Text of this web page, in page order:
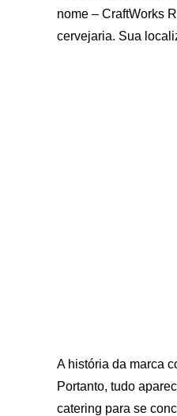
nome – CraftWorks
cervejaria. Sua
A história da marca
Portanto, tudo
catering para se